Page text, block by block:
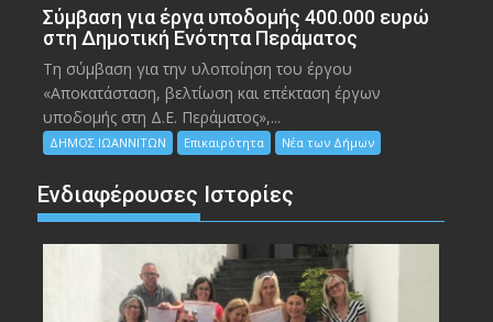
Σύμβαση για έργα υποδομής 400.000 ευρώ
στη Δημοτική Ενότητα Περάματος
Τη σύμβαση για την υλοποίηση του έργου
«Αποκατάσταση, βελτίωση και επέκταση έργων
υποδομής στη Δ.Ε. Περάματος»,...
ΔΗΜΟΣ ΙΩΑΝΝΙΤΩΝ Επικαιρότητα Νέα των Δήμων
Ενδιαφέρουσες Ιστορίες